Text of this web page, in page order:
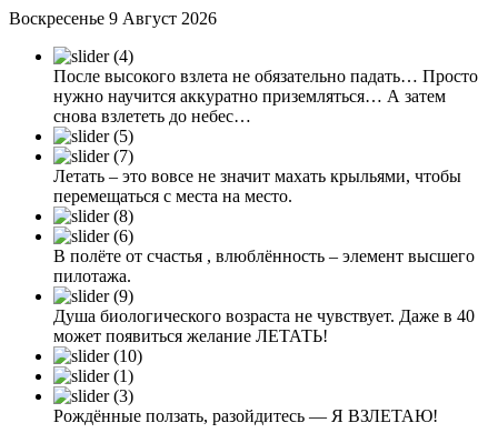
Воскресенье 9 Август 2026
После высокого взлета не обязательно падать… Просто
нужно научится аккуратно приземляться… А затем
снова взлететь до небес…
Летать – это вовсе не значит махать крыльями, чтобы
перемещаться с места на место.
В полёте от счастья , влюблённость – элемент высшего
пилотажа.
Душа биологического возраста не чувствует. Даже в 40
может появиться желание ЛЕТАТЬ!
Рождённые ползать, разойдитесь — Я ВЗЛЕТАЮ!